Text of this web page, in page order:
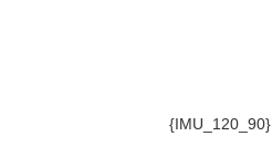
{IMU_120_90}